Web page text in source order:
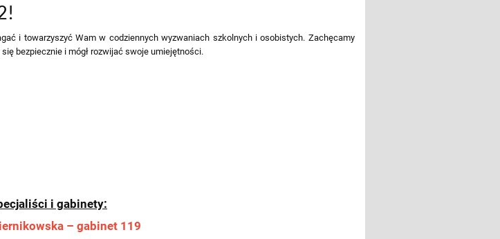
i towarzyszyć Wam w codziennych wyzwaniach szkolnych i osobistych. Zachęcamy
bezpiecznie i mógł rozwijać swoje umiejętności.
i gabinety:
– gabinet 119